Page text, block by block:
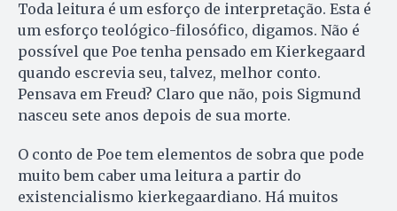
Toda leitura é um esforço de interpretação. Esta é
um esforço teológico-filosófico, digamos. Não é
possível que Poe tenha pensado em Kierkegaard
quando escrevia seu, talvez, melhor conto.
Pensava em Freud? Claro que não, pois Sigmund
nasceu sete anos depois de sua morte.
O conto de Poe tem elementos de sobra que pode
muito bem caber uma leitura a partir do
existencialismo kierkegaardiano. Há muitos